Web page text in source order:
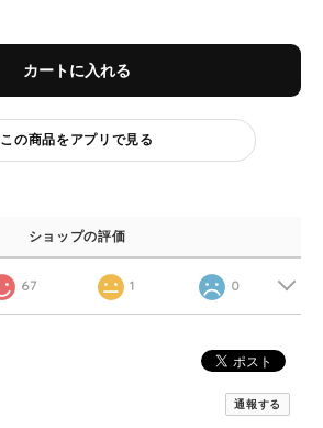
カートに入れる
この商品をアプリで見る
ショップの評価
67 1 0
通報する